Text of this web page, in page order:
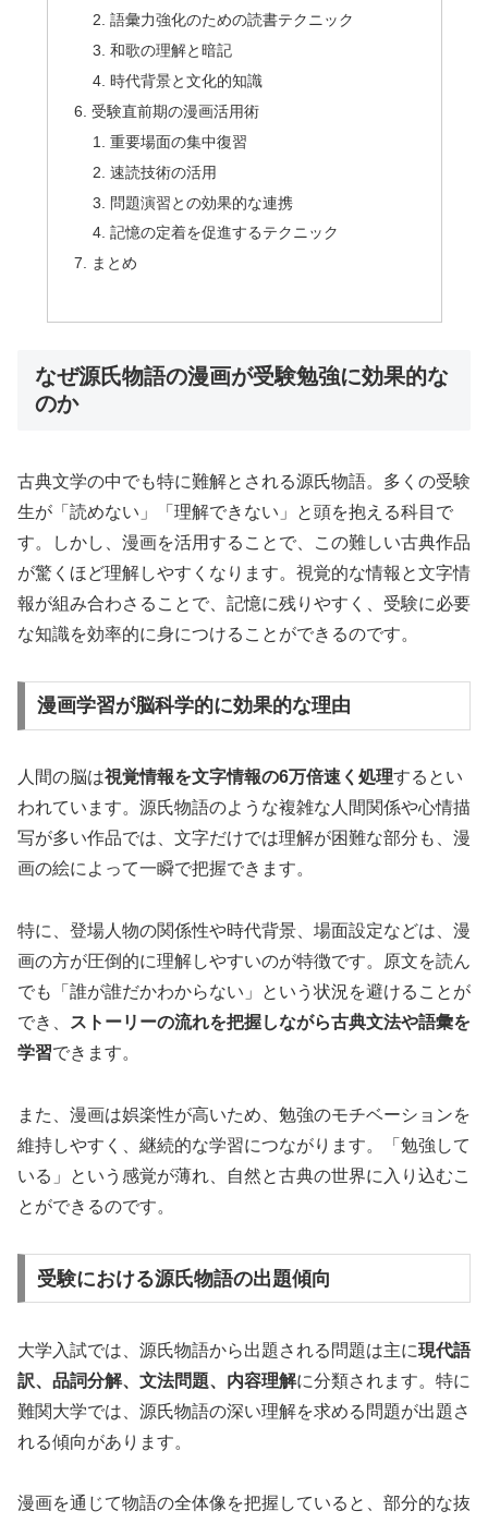
語彙力強化のための読書テクニック
和歌の理解と暗記
時代背景と文化的知識
受験直前期の漫画活用術
重要場面の集中復習
速読技術の活用
問題演習との効果的な連携
記憶の定着を促進するテクニック
まとめ
なぜ源氏物語の漫画が受験勉強に効果的な
のか
古典文学の中でも特に難解とされる源氏物語。多くの受験
生が「読めない」「理解できない」と頭を抱える科目で
す。しかし、漫画を活用することで、この難しい古典作品
が驚くほど理解しやすくなります。視覚的な情報と文字情
報が組み合わさることで、記憶に残りやすく、受験に必要
な知識を効率的に身につけることができるのです。
漫画学習が脳科学的に効果的な理由
人間の脳は視覚情報を文字情報の6万倍速く処理するとい
われています。源氏物語のような複雑な人間関係や心情描
写が多い作品では、文字だけでは理解が困難な部分も、漫
画の絵によって一瞬で把握できます。
特に、登場人物の関係性や時代背景、場面設定などは、漫
画の方が圧倒的に理解しやすいのが特徴です。原文を読ん
でも「誰が誰だかわからない」という状況を避けることが
でき、
ストーリーの流れを把握しながら古典文法や語彙を
学習できます。
また、漫画は娯楽性が高いため、勉強のモチベーションを
維持しやすく、継続的な学習につながります。「勉強して
いる」という感覚が薄れ、自然と古典の世界に入り込むこ
とができるのです。
受験における源氏物語の出題傾向
大学入試では、源氏物語から出題される問題は主に現代語
訳、品詞分解、文法問題、内容理解に分類されます。特に
難関大学では、源氏物語の深い理解を求める問題が出題さ
れる傾向があります。
漫画を通じて物語の全体像を把握していると、部分的な抜